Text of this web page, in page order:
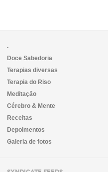
.
Doce Sabedoria
Terapias diversas
Terapia do Riso
Meditação
Cérebro & Mente
Receitas
Depoimentos
Galeria de fotos